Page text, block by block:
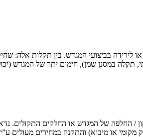
לירידה בביצועי המגדש. בין תקלות אלה:
במסנן שמן), חימום יתר של המגדש (יכול
החלפה של המגדש או החלקים התקולים.
או מיבוא) והתקנה במחירים מעולים ע”י